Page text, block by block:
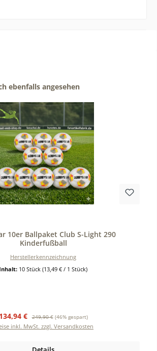
ebenfalls angesehen
10er Ballpaket Club S-Light 290
Kinderfußball
Herstellerkennzeichnung
Inhalt: 10 Stück (13,49 € / 1 Stück)
Verkaufspreis:
134,94 € Regulärer Preis:
249,90 € (46% gespart)
inkl. MwSt. zzgl. Versandkosten